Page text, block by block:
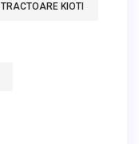
TRACTOARE KIOTI